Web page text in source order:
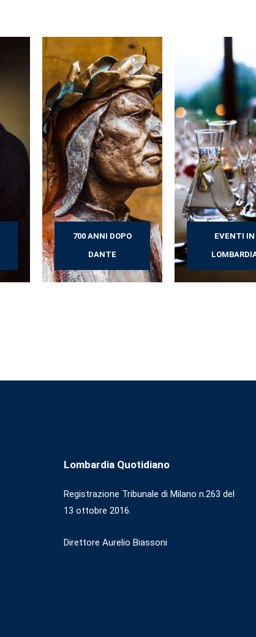
700 ANNI DOPO
DANTE
EVENTI IN
Lombardia Quotidiano
Registrazione Tribunale di Milano n.263 del
13 ottobre 2016.
Direttore Aurelio Biassoni